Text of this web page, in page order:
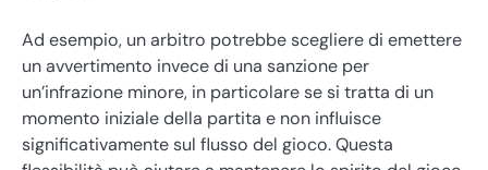
Ad esempio, un arbitro potrebbe scegliere di emettere
un avvertimento invece di una sanzione per
un’infrazione minore, in particolare se si tratta di un
momento iniziale della partita e non influisce
significativamente sul flusso del gioco. Questa